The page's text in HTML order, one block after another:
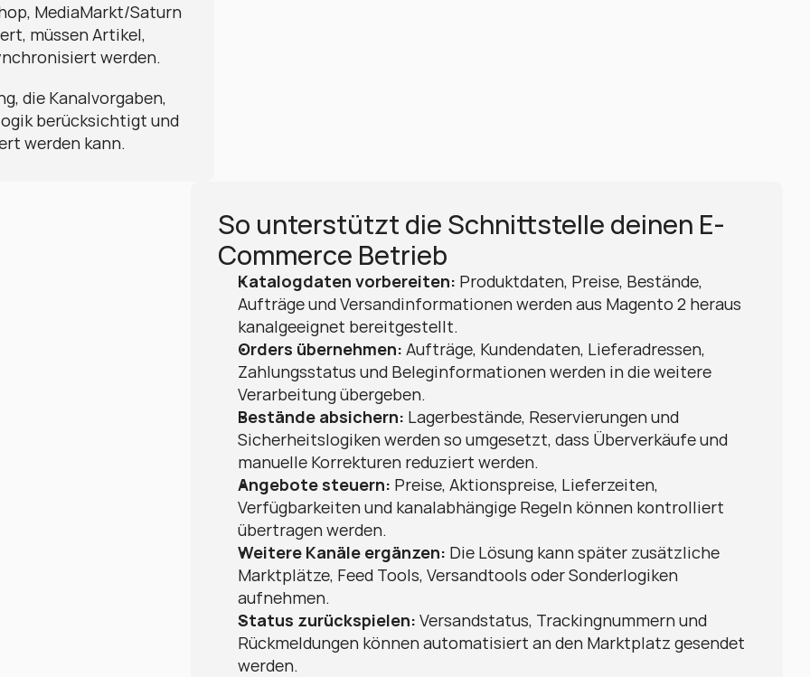
MediaMarkt/Saturn
müssen Artikel,
werden.
die Kanalvorgaben,
berücksichtigt und
werden kann.
So unterstützt die Schnittstelle deinen E-
Commerce Betrieb
Katalogdaten vorbereiten: Produktdaten, Preise, Bestände,
Aufträge und Versandinformationen werden aus Magento 2 heraus
kanalgeeignet bereitgestellt.
Orders übernehmen: Aufträge, Kundendaten, Lieferadressen,
Zahlungsstatus und Beleginformationen werden in die weitere
Verarbeitung übergeben.
Bestände absichern: Lagerbestände, Reservierungen und
Sicherheitslogiken werden so umgesetzt, dass Überverkäufe und
manuelle Korrekturen reduziert werden.
Angebote steuern: Preise, Aktionspreise, Lieferzeiten,
Verfügbarkeiten und kanalabhängige Regeln können kontrolliert
übertragen werden.
Weitere Kanäle ergänzen: Die Lösung kann später zusätzliche
Marktplätze, Feed Tools, Versandtools oder Sonderlogiken
aufnehmen.
Status zurückspielen: Versandstatus, Trackingnummern und
Rückmeldungen können automatisiert an den Marktplatz gesendet
werden.